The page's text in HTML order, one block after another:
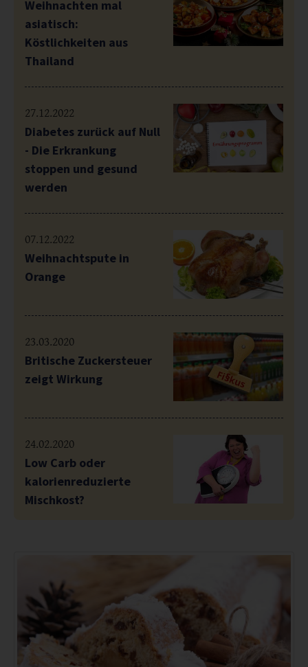
Weihnachten mal
asiatisch:
Köstlichkeiten aus
Thailand
27.12.2022
Diabetes zurück auf Null
- Die Erkrankung
stoppen und gesund
werden
07.12.2022
Weihnachtspute in
Orange
23.03.2020
Britische Zuckersteuer
zeigt Wirkung
24.02.2020
Low Carb oder
kalorienreduzierte
Mischkost?